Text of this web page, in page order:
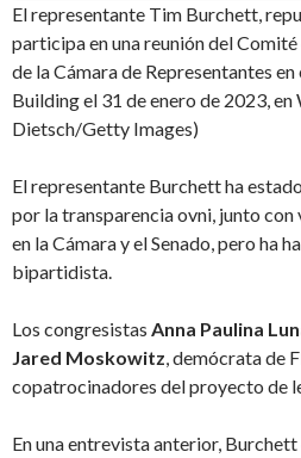
El representante Tim Burchett,
participa en una reunión del
de la Cámara de Representantes
Building el 31 de enero de 2023, en
Dietsch/Getty Images)
El representante Burchett ha
por la transparencia ovni, junto
en la Cámara y el Senado, pero ha
bipartidista.
Los congresistas Anna Paulina
Jared Moskowitz, demócrata de
copatrocinadores del proyecto de
En una entrevista anterior,